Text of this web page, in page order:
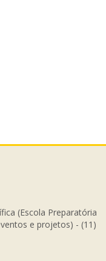
(Escola Preparatória
e projetos) - (11)